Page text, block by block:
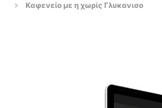
Καφενείο με η χωρίς Γλυκανισο